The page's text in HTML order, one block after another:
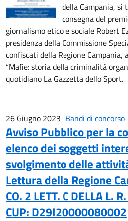
della Campania, si
consegna del
giornalismo etico e sociale Robert
presidenza della Commissione
confiscati della Regione Campania,
“Mafie: storia della criminalità
quotidiano La Gazzetta dello Sport.
26 Giugno 2023 Bandi di concorso
Avviso Pubblico per la
elenco dei soggetti
svolgimento delle
Lettura della Regione
CO. 2 LETT. C DELLA L.
CUP: D29I20000080002